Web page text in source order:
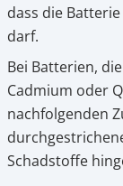
dass die
darf.
Bei Batterien,
Cadmium oder
nachfolgenden
Schadstoffe
Mess- und